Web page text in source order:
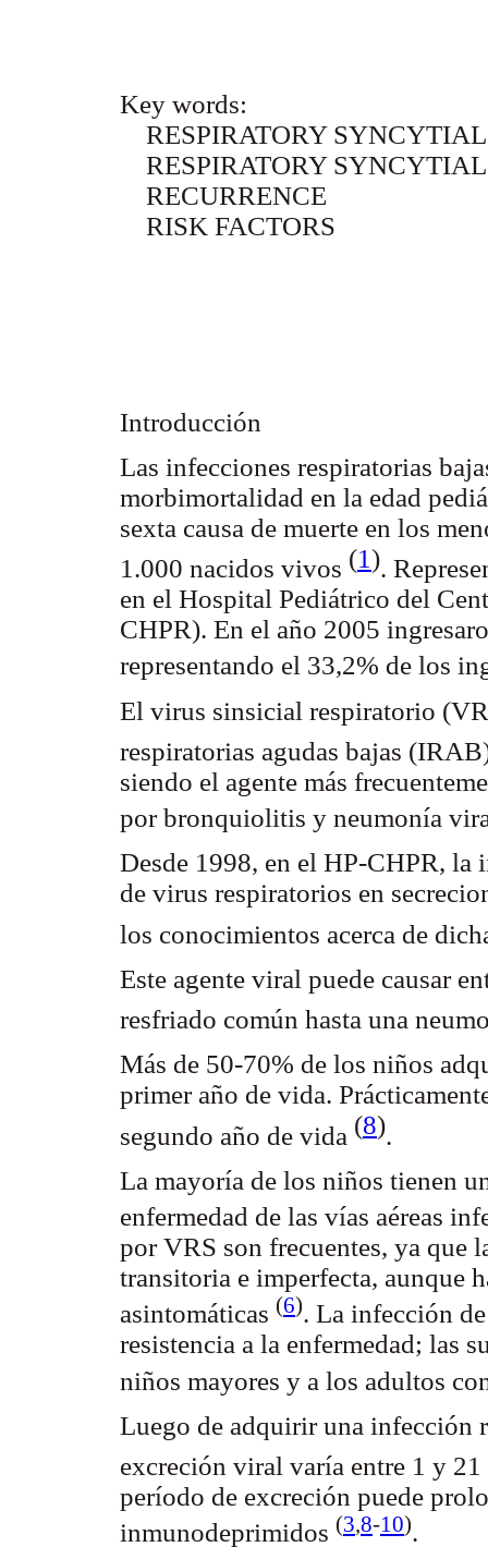
Key words:
RESPIRATORY
RESPIRATORY
RECURRENCE
RISK FACTORS
Introducción
Las infecciones respiratorias
morbimortalidad en la edad
sexta causa de muerte en los
1.000 nacidos vivos (1).
en el Hospital Pediátrico del
CHPR). En el año 2005
representando el 33,2% de los
El virus sinsicial respiratorio
respiratorias agudas bajas
siendo el agente más
por bronquiolitis y neumonía
Desde 1998, en el HP-CHPR, la
de virus respiratorios en
los conocimientos acerca de
Este agente viral puede causar
resfriado común hasta una
Más de 50-70% de los niños
primer año de vida.
segundo año de vida (8).
La mayoría de los niños tienen
enfermedad de las vías aéreas
por VRS son frecuentes, ya que
transitoria e imperfecta, aunque
asintomáticas (6). La infección
resistencia a la enfermedad; las
niños mayores y a los adultos
Luego de adquirir una infección
excreción viral varía entre 1 y
período de excreción puede
inmunodeprimidos (3,8-10).